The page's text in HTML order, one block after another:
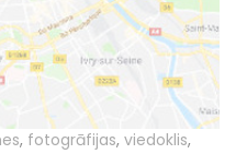
, fotogrāfijas, viedoklis,